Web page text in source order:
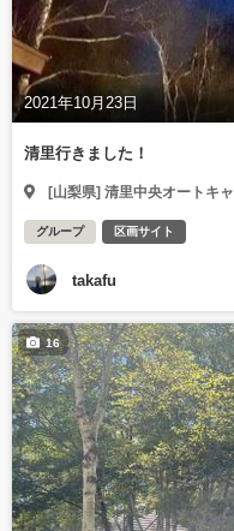
2021年10月23日
清里行きました！
[山梨県] 清里中央オートキ
グループ 区画サイト
takafu
16